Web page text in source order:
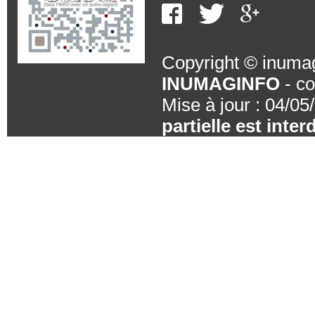
Copyright ©
INUMAGINFO -
Mise à jour : 04/
partielle est